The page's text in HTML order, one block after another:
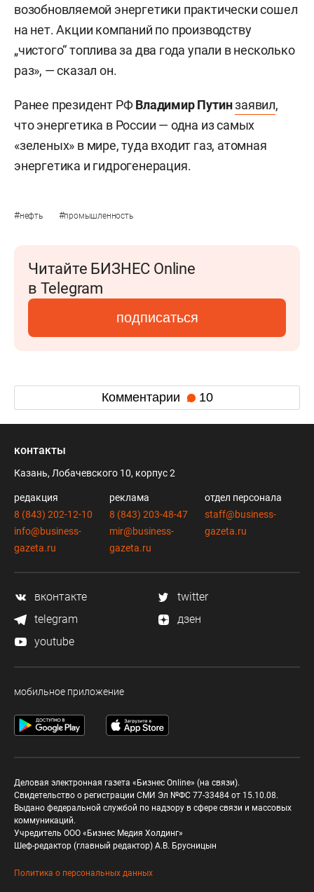
возобновляемой энергетики практически сошел
на нет. Акции компаний по производству
„чистого“ топлива за два года упали в несколько
раз», — сказал он.
Ранее президент РФВладимир Путинзаявил,
что энергетика в России — одна из самых
«зеленых» в мире, туда входит газ, атомная
энергетика и гидрогенерация.
#нефть #промышленность
Читайте БИЗНЕС Online
в Telegram
подписаться
Комментарии 10
контакты
Казань, Лобачевского 10, корпус 2
редакция
8 (843) 202-12-10
info@business-
gazeta.ru
реклама
8 (843) 203-48-47
mir@business-
gazeta.ru
отдел персонала
staff@business-
gazeta.ru
вконтакте
twitter
telegram
дзен
youtube
мобильное приложение
Деловая электронная газета «Бизнес Online» (на связи).
Свидетельство о регистрации СМИ Эл №ФС 77-33484 от 15.10.08.
Выдано федеральной службой по надзору в сфере связи и массовых
коммуникаций.
Учредитель ООО «Бизнес Медия Холдинг»
Шеф-редактор (главный редактор) А.В. Брусницын
Политика о персональных данных